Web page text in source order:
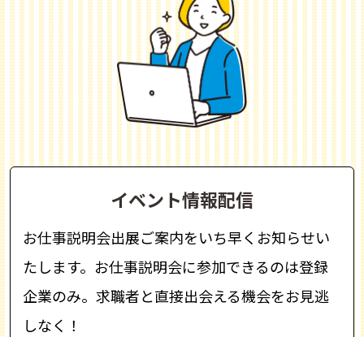
イベント情報配信
お仕事説明会出展ご案内をいち早くお知らせい
たします。お仕事説明会に参加できるのは登録
企業のみ。求職者と直接出会える機会をお見逃
しなく！